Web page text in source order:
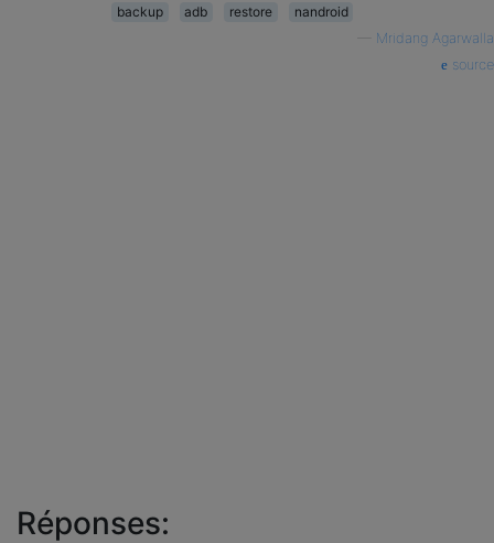
backup adb restore
nandroid
Mridang Agarwalla
source
Réponses: